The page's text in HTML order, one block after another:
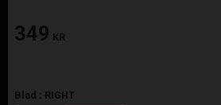
349 KR
Blad : RIGHT